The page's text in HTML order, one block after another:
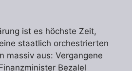
ist es höchste Zeit,
staatlich orchestrierten
massiv aus: Vergangene
Bezalel